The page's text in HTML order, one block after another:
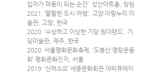
입자가 파동이 되는 순간’  성산아트홀, 창원
2021  ‘팔팔한 도시 여행’, 고양 아람누리 미
술관, 고양, 한국
2020  ‘수상하고 이상한 기당 원더랜드’, 기
당미술관, 제주, 한국
2020  서울평화문화축제, ‘도봉산 명랑운동
회’ 평화문화진지, 서울
2019  ‘산려소요’ 세종문화회관 야외큐레이